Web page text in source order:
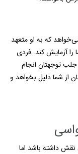
که به او متعهد
را آزمایش کند. فردی
توجهتان انجام
از شما دلیل بخواهد و
داشته باشد اما